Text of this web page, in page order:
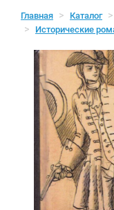
Главная Каталог
Исторические